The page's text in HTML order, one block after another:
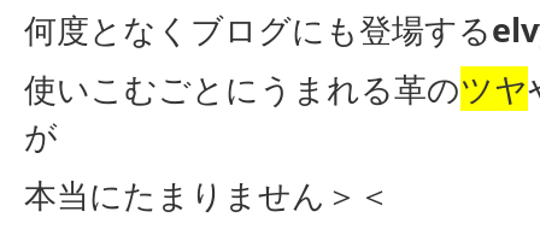
何度となくブログにも登場する
使いこむごとにうまれる革のツヤ
が
本当にたまりません＞＜